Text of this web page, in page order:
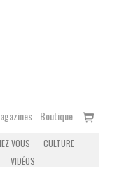
Boutique
Voir
VOUS
CULTURE
VIDÉOS